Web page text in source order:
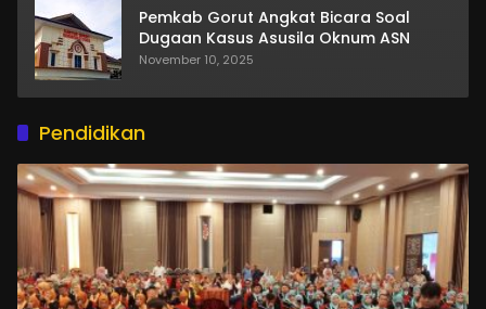
Pemkab Gorut Angkat Bicara Soal
Dugaan Kasus Asusila Oknum ASN
November 10, 2025
Pendidikan